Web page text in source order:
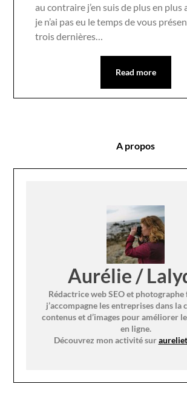
au contraire j’en suis de plus en plus
je n’ai pas eu le temps de vous
trois dernières…
Read more
A propos
Aurélie /
Rédactrice web SEO et photographe
j’accompagne les entreprises dans la
contenus et d’images pour améliorer
en ligne.
Découvrez mon activité sur